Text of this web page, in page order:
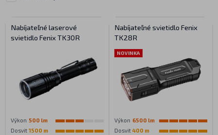
Nabíjateľné laserové
svietidlo Fenix TK30R
Výkon 500 lm
Dosvit 1500 m
Nabíjateľné svietidlo Fenix
TK28R
NOVINKA
Výkon 6500 lm
Dosvit 400 m